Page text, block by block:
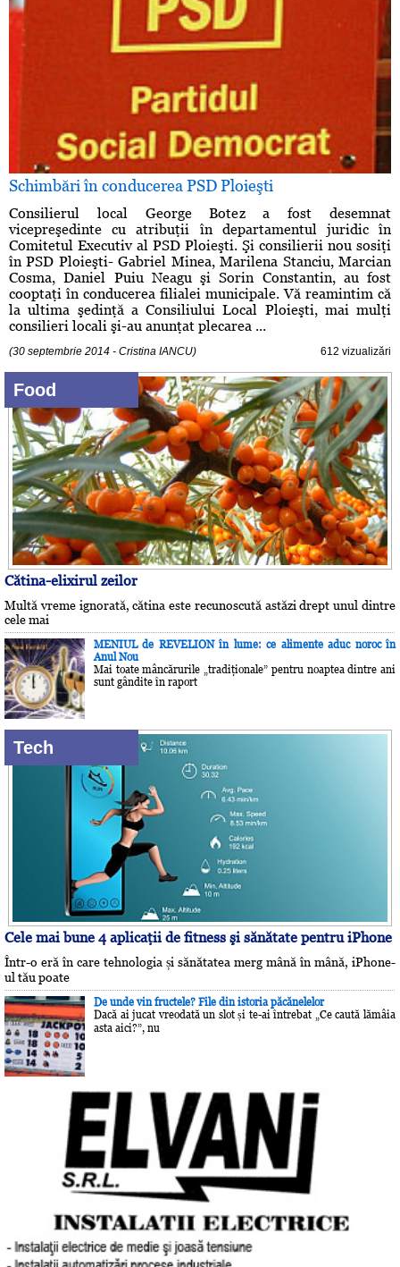
Schimbări în conducerea PSD Ploieşti
Consilierul local George Botez a fost desemnat
vicepreşedinte cu atribuţii în departamentul juridic în
Comitetul Executiv al PSD Ploieşti. Şi consilierii nou sosiţi
în PSD Ploieşti- Gabriel Minea, Marilena Stanciu, Marcian
Cosma, Daniel Puiu Neagu şi Sorin Constantin, au fost
cooptaţi în conducerea filialei municipale. Vă reamintim că
la ultima şedinţă a Consiliului Local Ploieşti, mai mulţi
consilieri locali şi-au anunţat plecarea ...
(30 septembrie 2014 - Cristina IANCU) 612 vizualizări
Food
Cătina-elixirul zeilor
Multă vreme ignorată, cătina este recunoscută astăzi drept unul dintre
cele mai
MENIUL de REVELION în lume: ce alimente aduc noroc în
Anul Nou
Mai toate mâncărurile „tradiţionale” pentru noaptea dintre ani
sunt gândite în raport
Tech
Cele mai bune 4 aplicaţii de fitness şi sănătate pentru iPhone
Într-o eră în care tehnologia și sănătatea merg mână în mână, iPhone-
ul tău poate
De unde vin fructele? File din istoria păcănelelor
Dacă ai jucat vreodată un slot și te-ai întrebat „Ce caută lămâia
asta aici?”, nu